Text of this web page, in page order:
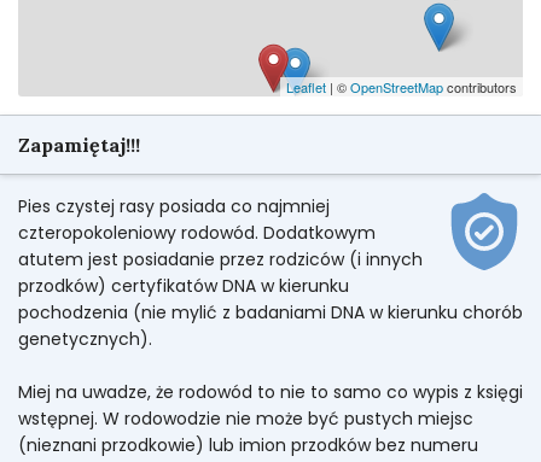
Leaflet | ©OpenStreetMapcontributors
Zapamiętaj!!!
Pies czystej rasy posiada co najmniej
czteropokoleniowy rodowód. Dodatkowym
atutem jest posiadanie przez rodziców (i innych
przodków) certyfikatów DNA w kierunku
pochodzenia (nie mylić z badaniami DNA w kierunku chorób
genetycznych).
Miej na uwadze, że rodowód to nie to samo co wypis z księgi
wstępnej. W rodowodzie nie może być pustych miejsc
(nieznani przodkowie) lub imion przodków bez numeru